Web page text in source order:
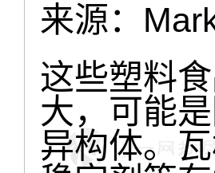
来源：
这些塑料
大，可能
异构体。